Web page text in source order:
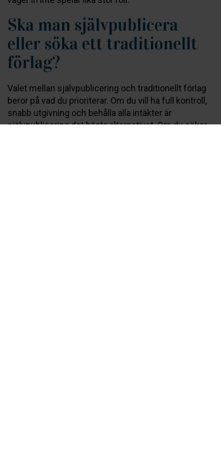
Ska man självpublicera
eller söka ett traditionellt
förlag?
Valet mellan självpublicering och traditionellt förlag
beror på vad du prioriterar. Om du vill ha full kontroll,
snabb utgivning och behålla alla intäkter är
självpublicering det bästa alternativet. Om du söker